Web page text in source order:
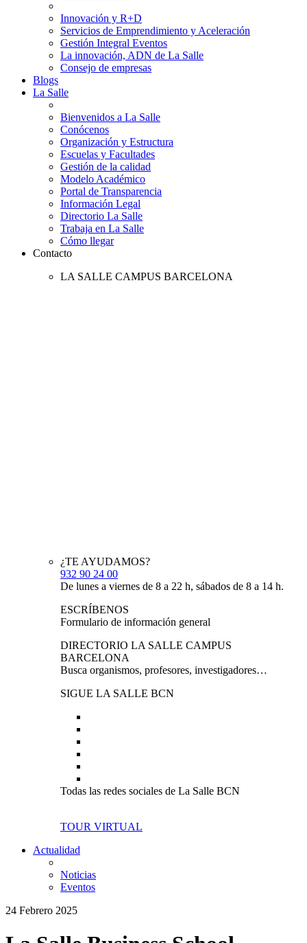
Innovación y R+D
Servicios de Emprendimiento y Aceleración
Gestión Integral Eventos
La innovación, ADN de La Salle
Consejo de empresas
Blogs
La Salle
Bienvenidos a La Salle
Conócenos
Organización y Estructura
Escuelas y Facultades
Gestión de la calidad
Modelo Académico
Portal de Transparencia
Información Legal
Directorio La Salle
Trabaja en La Salle
Cómo llegar
Contacto
LA SALLE CAMPUS BARCELONA
¿TE AYUDAMOS?
932 90 24 00
De lunes a viernes de 8 a 22 h, sábados de 8 a 14 h.
ESCRÍBENOS
Formulario de información general
DIRECTORIO LA SALLE CAMPUS
BARCELONA
Busca organismos, profesores, investigadores…
SIGUE LA SALLE BCN
Todas las redes sociales de La Salle BCN
TOUR VIRTUAL
Actualidad
Noticias
Eventos
24 Febrero 2025